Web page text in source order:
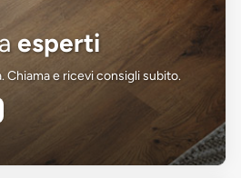
esperti
Chiama e ricevi consigli subito.